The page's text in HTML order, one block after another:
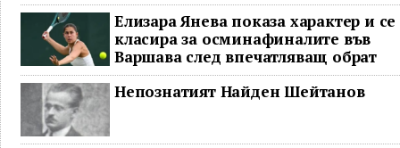
Елизара Янева показа характер и се
класира за осминафиналите във
Варшава след впечатляващ обрат
Непознатият Найден Шейтанов